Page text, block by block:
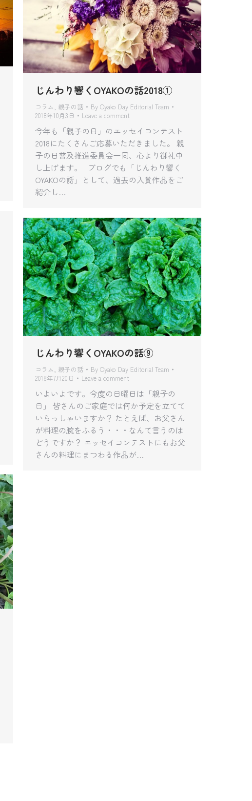
じんわり響くOYAKOの話2018①
コラム, 親子の話 By Oyako Day Editorial Team
2018年10月3日
Leave a comment
今年も「親子の日」のエッセイコンテスト
2018にたくさんご応募いただきました。 親
子の日普及推進委員会一同、心より御礼申
し上げます。 ブログでも「じんわり響く
OYAKOの話」として、過去の入賞作品をご
紹介し…
じんわり響くOYAKOの話⑨
コラム, 親子の話 By Oyako Day Editorial Team
2018年7月20日
Leave a comment
いよいよです。今度の日曜日は「親子の
日」 皆さんのご家庭では何か予定を立てて
いらっしゃいますか？ たとえば、お父さん
が料理の腕をふるう・・・なんて言うのは
どうですか？ エッセイコンテストにもお父
さんの料理にまつわる作品が…